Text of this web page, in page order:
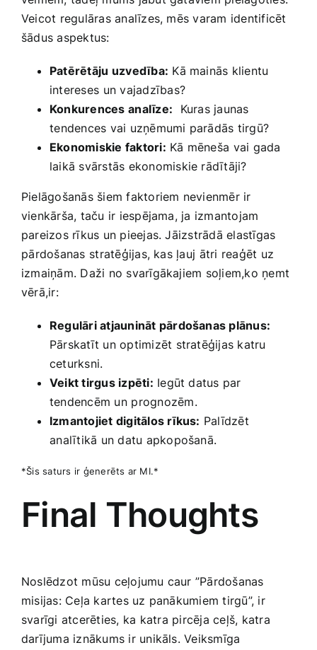
Veicot regulāras analīzes, mēs varam identificēt
šādus aspektus:
Patērētāju⁢ uzvedība: Kā mainās klientu
intereses⁣ un vajadzības?
Konkurences ⁣analīze: ⁤ Kuras jaunas
⁣tendences vai uzņēmumi parādās tirgū?
Ekonomiskie faktori: Kā mēneša⁣ vai gada
laikā svārstās ekonomiskie rādītāji?
Pielāgošanās šiem faktoriem nevienmēr ir
vienkārša, taču ir iespējama, ​ja izmantojam
pareizos rīkus un pieejas. Jāizstrādā elastīgas
⁣pārdošanas⁢ stratēģijas, kas ļauj ⁢ātri reaģēt uz⁤
izmaiņām. Daži no svarīgākajiem soļiem,ko ņemt
vērā,ir:
Regulāri atjaunināt pārdošanas plānus:
Pārskatīt un optimizēt stratēģijas katru
ceturksni.
Veikt tirgus izpēti: Iegūt datus par
tendencēm un ⁢prognozēm.
Izmantojiet‍ digitālos rīkus: Palīdzēt
⁣analītikā un datu​ apkopošanā.
*Šis saturs ir ģenerēts ar MI.*
Final Thoughts
Noslēdzot mūsu‍ ceļojumu caur ‌”Pārdošanas
misijas: Ceļa kartes uz panākumiem tirgū”, ir
svarīgi atcerēties, ⁢ka katra pircēja ceļš, katra
darījuma‌ iznākums ir unikāls. Veiksmīga